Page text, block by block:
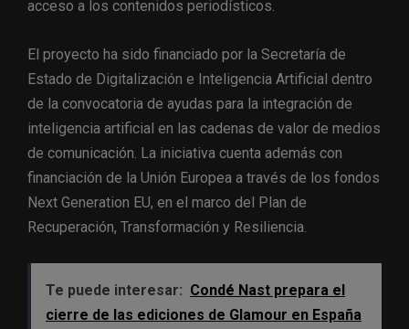
acceso a los contenidos periodísticos.
El proyecto ha sido financiado por la Secretaría de
Estado de Digitalización e Inteligencia Artificial dentro
de la convocatoria de ayudas para la integración de
inteligencia artificial en las cadenas de valor de medios
de comunicación. La iniciativa cuenta además con
financiación de la Unión Europea a través de los fondos
Next Generation EU, en el marco del Plan de
Recuperación, Transformación y Resiliencia.
Te puede interesar: Condé Nast prepara el
cierre de las ediciones de Glamour en España